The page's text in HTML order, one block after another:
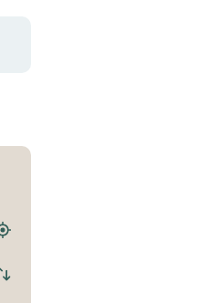
Zoek
dichtstbijzijnde
halte
Wissel